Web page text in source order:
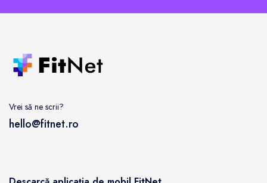
Vrei să ne scrii?
hello@fitnet.ro